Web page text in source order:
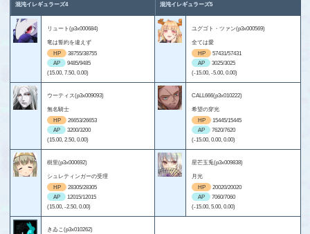
混沌イレギュラーズ4 混沌イレギュラーズ5
リュート(p3x000684)
竜は誓約を違えず
HP
38755/38755
AP
9485/9485
(15.00, 7.50, 0.00)
ユグゴト・ツァン(p3x000569)
全ては愛
HP
57431/57431
AP
3025/3025
(-15.00, -5.00, 0.00)
ウーティス(p3x009093)
無名騎士
HP
26653/26653
AP
3200/3200
(15.00, 2.50, 0.00)
CALL666(p3x010222)
希望の穿光
HP
15445/15445
AP
7620/7620
(-15.00, 0.00, 0.00)
樹里(p3x000692)
シュレティンガーの受理
HP
28305/28305
AP
12015/12015
(15.00, -2.50, 0.00)
星芒玉兎(p3x009838)
月光
HP
20020/20020
AP
7060/7060
(-15.00, 5.00, 0.00)
きゐこ(p3x010262)